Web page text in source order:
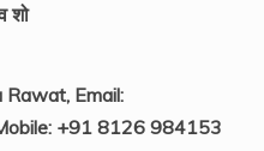
शो
Email:
+91 8126 984153